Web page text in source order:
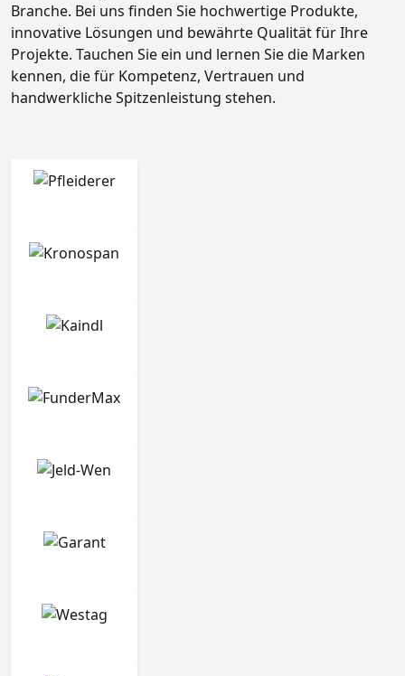
Branche. Bei uns finden Sie hochwertige Produkte,
innovative Lösungen und bewährte Qualität für Ihre
Projekte. Tauchen Sie ein und lernen Sie die Marken
kennen, die für Kompetenz, Vertrauen und
handwerkliche Spitzenleistung stehen.